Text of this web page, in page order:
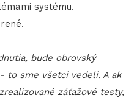
systému.
bude obrovský
to sme všetci vedeli. A ak
záťažové testy,